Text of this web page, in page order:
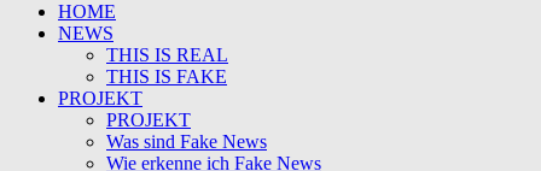
HOME
NEWS
THIS IS REAL
THIS IS FAKE
PROJEKT
PROJEKT
Was sind Fake News
Wie erkenne ich Fake News